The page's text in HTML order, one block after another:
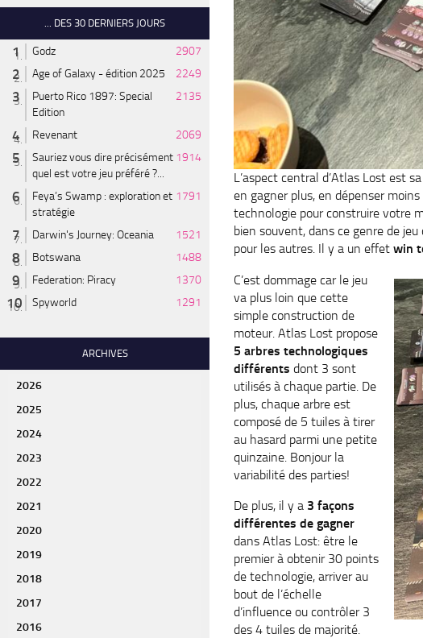
L’aspect central d’Atlas Lost est sa
en gagner plus, en dépenser
technologie pour construire votre
bien souvent, dans ce genre de
pour les autres. Il y a un effet win
C’est dommage car le jeu
va plus loin que cette
simple construction de
moteur. Atlas Lost propose
5 arbres technologiques
différents dont 3 sont
utilisés à chaque partie. De
plus, chaque arbre est
composé de 5 tuiles à tirer
au hasard parmi une petite
quinzaine. Bonjour la
variabilité des parties!
De plus, il y a 3 façons
différentes de gagner
dans Atlas Lost: être le
premier à obtenir 30 points
de technologie, arriver au
bout de l’échelle
d’influence ou contrôler 3
des 4 tuiles de majorité.
... DES 30 DERNIERS JOURS
Godz
2907
Age of Galaxy - édition 2025
2249
Puerto Rico 1897: Special
Edition
2135
Revenant
2069
Sauriez vous dire précisément
quel est votre jeu préféré ?...
1914
Feya’s Swamp : exploration et
stratégie
1791
Darwin's Journey: Oceania
1521
Botswana
1488
Federation: Piracy
1370
Spyworld
1291
ARCHIVES
2026
2025
2024
2023
2022
2021
2020
2019
2018
2017
2016